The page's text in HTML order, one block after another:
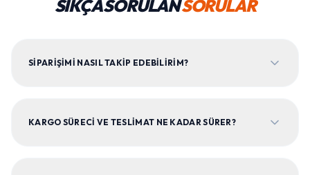
SIKÇA SORULANSORULAR
SIPARIŞIMI NASIL TAKIP EDEBILIRIM?
KARGO SÜRECI VE TESLIMAT NE KADAR SÜRER?